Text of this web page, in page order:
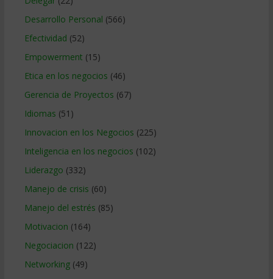
Desarrollo Personal (566)
Efectividad (52)
Empowerment (15)
Etica en los negocios (46)
Gerencia de Proyectos (67)
Idiomas (51)
Innovacion en los Negocios (225)
Inteligencia en los negocios (102)
Liderazgo (332)
Manejo de crisis (60)
Manejo del estrés (85)
Motivacion (164)
Negociacion (122)
Networking(49)